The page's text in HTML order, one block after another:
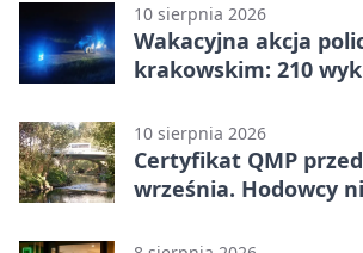
10 sierpnia 2026
Wakacyjna akcja
krakowskim: 210
10 sierpnia 2026
Certyfikat QMP
września. Hodowcy